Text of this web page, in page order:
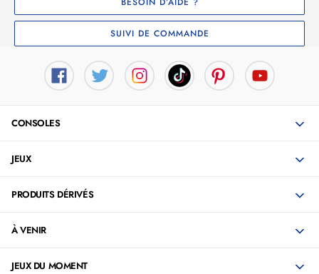
SUIVI DE COMMANDE
CONSOLES
JEUX
PRODUITS DÉRIVÉS
À VENIR
JEUX DU MOMENT